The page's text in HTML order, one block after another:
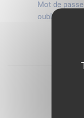
Mot de passe
oublié ?